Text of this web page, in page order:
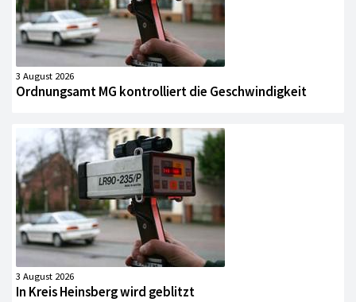
3 August 2026
Ordnungsamt MG kontrolliert die Geschwindigkeit
3 August 2026
In Kreis Heinsberg wird geblitzt